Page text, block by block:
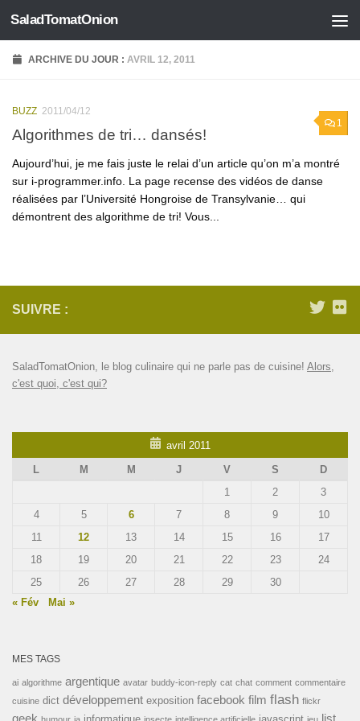
Skip to content
SaladTomatOnion
ARCHIVE DU JOUR :AVRIL 12, 2011
1
BUZZ 2011/04/12
Algorithmes de tri… dansés!
Aujourd’hui, je me fais juste le relai d’un article qu’on m’a montré
sur i-programmer.info. La page recense des vidéos de danse
réalisées par l’Université Hongroise de Transylvanie… qui
démontrent des algorithme de tri! Vous...
SUIVRE :
SaladTomatOnion, le blog culinaire qui ne parle pas de cuisine! Alors,
c'est quoi, c'est qui?
avril 2011
L
M M J V S
D
1
2
3
4
5 6 7 8 9
10
11
12 13 14 15 16
17
18
19 20 21 22 23
24
25
26 27 28 29
30
« Fév
Mai »
MES TAGS
ai algorithme argentique avatar buddy-icon-reply cat chat comment commentaire
cuisine dict développement exposition facebook film flash flickr
geek list